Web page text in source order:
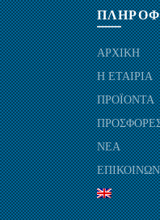
ΑΡΧΙΚΗ
Η ΕΤΑΙΡΙΑ
ΠΡΟΪΟΝΤΑ
ΝΕΑ